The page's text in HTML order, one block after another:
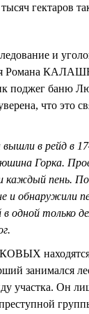
гектаров
и
Романа
поджег
что это
в рейд в
Горка.
каждый пень.
и обнаружили
в одной только
занимался
участка. Он